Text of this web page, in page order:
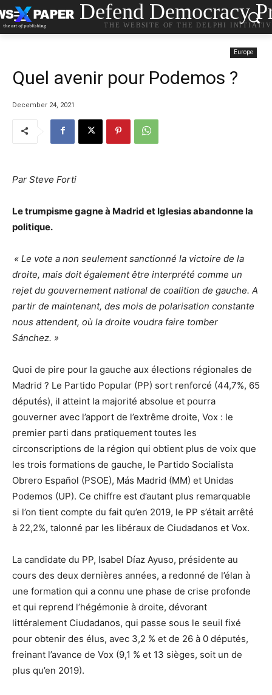
Defend Democracy
THE WEBSITE OF THE DELPHI
Europe
Quel avenir pour Podemos ?
December 24, 2021
Par Steve Forti
Le trumpisme gagne à Madrid et Iglesias abandonne la
politique.
« Le vote a non seulement sanctionné la victoire de la
droite, mais doit également être interprété comme un
rejet du gouvernement national de coalition de gauche. A
partir de maintenant, des mois de polarisation constante
nous attendent, où la droite voudra faire tomber
Sánchez. »
Quoi de pire pour la gauche aux élections régionales de
Madrid ? Le Partido Popular (PP) sort renforcé (44,7%, 65
députés), il atteint la majorité absolue et pourra
gouverner avec l’apport de l’extrême droite, Vox : le
premier parti dans pratiquement toutes les
circonscriptions de la région qui obtient plus de voix que
les trois formations de gauche, le Partido Socialista
Obrero Español (PSOE), Más Madrid (MM) et Unidas
Podemos (UP). Ce chiffre est d’autant plus remarquable
si l’on tient compte du fait qu’en 2019, le PP s’était arrêté
à 22,2%, talonné par les libéraux de Ciudadanos et Vox.
La candidate du PP, Isabel Díaz Ayuso, présidente au
cours des deux dernières années, a redonné de l’élan à
une formation qui a connu une phase de crise profonde
et qui reprend l’hégémonie à droite, dévorant
littéralement Ciudadanos, qui passe sous le seuil fixé
pour obtenir des élus, avec 3,2 % et de 26 à 0 députés,
freinant l’avance de Vox (9,1 % et 13 sièges, soit un de
plus qu’en 2019).